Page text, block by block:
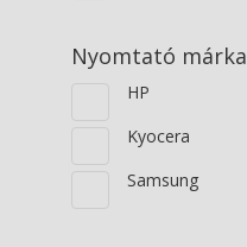
Nyomtató márka
HP
Kyocera
Samsung